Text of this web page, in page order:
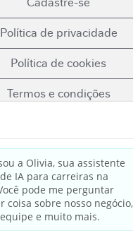
Política de privacidade
Política de cookies
Termos e condições